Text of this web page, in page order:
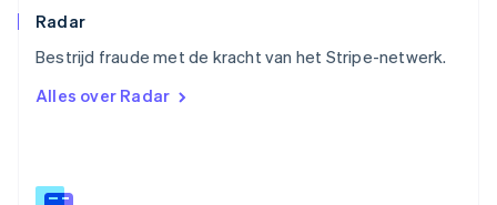
Radar
Bestrijd fraude met de kracht van het Stripe-netwerk.
Alles over Radar
Singapore
English简体中文
EnglishItaliano
Español